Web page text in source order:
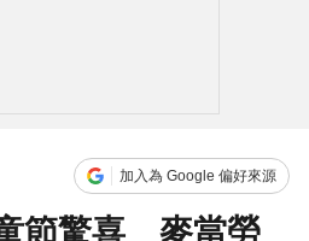
加入為 Google 偏好來源
節驚喜 麥當勞